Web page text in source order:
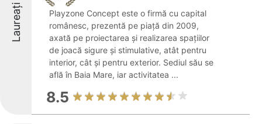
Laureați
Playzone Concept este o firmă cu capital
românesc, prezentă pe piață din 2009,
axată pe proiectarea și realizarea spațiilor
de joacă sigure și stimulative, atât pentru
interior, cât și pentru exterior. Sediul său se
află în Baia Mare, iar activitatea ...
8.5